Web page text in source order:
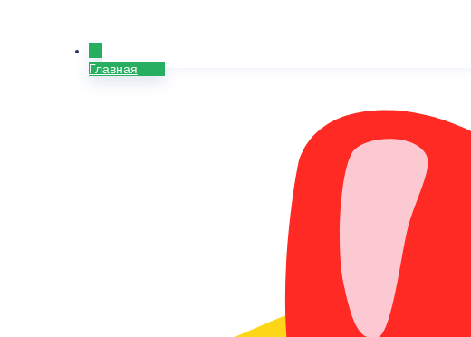
Главная